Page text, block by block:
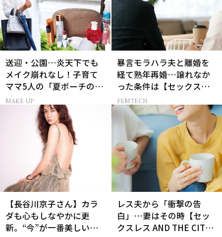
送迎・公園…炎天下でも
メイク崩れなし！子育て
ママ5人の「夏ポーチの中
身」
MAKE UP
暴言モラハラ夫と離婚を
経て熟年再婚…譲れなか
った条件は【セックスレ
ス AND THE CITY -女たち
の告白-】
FEMTECH
【長谷川京子さん】カラ
ダも心もしなやかに更
新。“今”が一番美しい
レス夫から「衝撃の告
白」…妻はその時【セッ
クスレス AND THE CITY -